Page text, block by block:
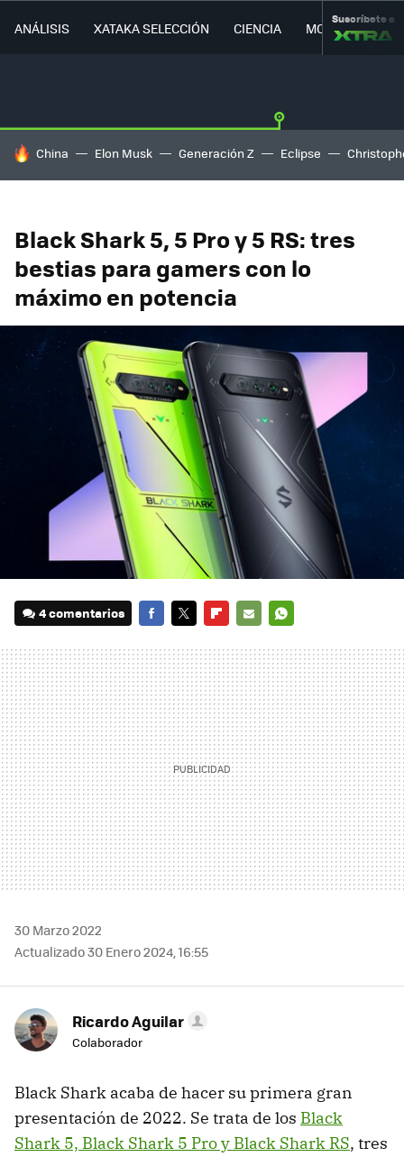
ANÁLISIS XATAKA SELECCIÓN CIENCIA MOVILIDAD
Suscríbete a
HOY SE HABLA DE
China Elon Musk Generación Z Eclipse
Black Shark 5, 5 Pro y 5 RS: tres
bestias para gamers con lo
máximo en potencia
4 comentarios
MAIL
30 Marzo 2022
Actualizado 30 Enero 2024, 16:55
Ricardo Aguilar
Colaborador
Black Shark acaba de hacer su primera gran
presentación de 2022. Se trata de los Black
Shark 5, Black Shark 5 Pro y Black Shark RS, tres